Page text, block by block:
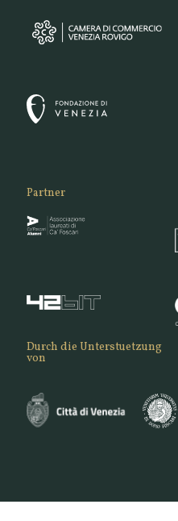
Partner
Durch die Unterstuetzung
von